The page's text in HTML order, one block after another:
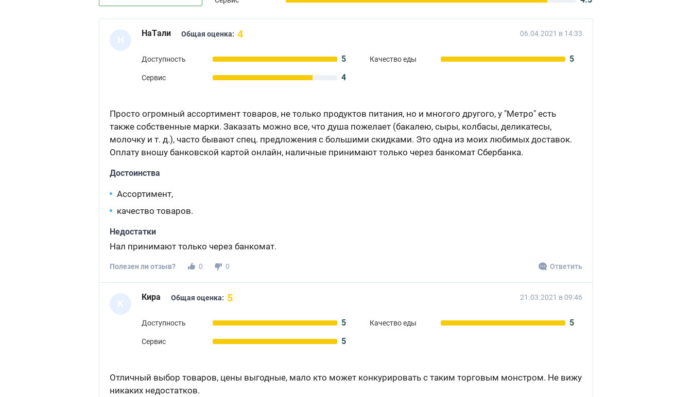
Н
НаTали Общая оценка: 4 06.04.2021 в 14:33
Доступность 5 Качество еды 5
Сервис 4
Просто огромный ассортимент товаров, не только продуктов питания, но и многого другого, у "Метро" есть
также собственные марки. Заказать можно все, что душа пожелает (бакалею, сыры, колбасы, деликатесы,
молочку и т. д.), часто бывают спец. предложения с большими скидками. Это одна из моих любимых доставок.
Оплату вношу банковской картой онлайн, наличные принимают только через банкомат Сбербанка.
Достоинства
Ассортимент,
качество товаров.
Недостатки
Нал принимают только через банкомат.
Полезен ли отзыв? 0 0 Ответить
К
Кира Общая оценка: 5 21.03.2021 в 09:46
Доступность 5 Качество еды 5
Сервис 5
Отличный выбор товаров, цены выгодные, мало кто может конкурировать с таким торговым монстром. Не вижу
никаких недостатков.